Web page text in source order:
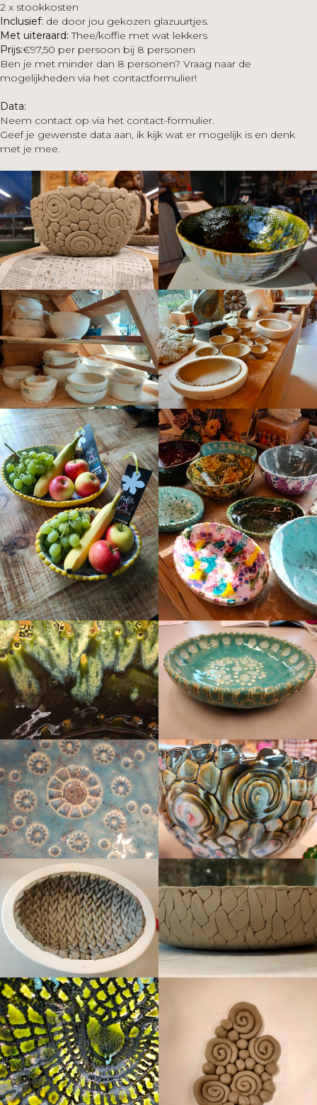
2 x stookkosten
Inclusief: de door jou gekozen glazuurtjes.
Met uiteraard: Thee/koffie met wat lekkers
Prijs:€97,50 per persoon bij 8 personen
Ben je met minder dan 8 personen? Vraag naar de
mogelijkheden via het contactformulier!
Data:
Neem contact op via het contact-formulier.
Geef je gewenste data aan, ik kijk wat er mogelijk is en denk
met je mee.